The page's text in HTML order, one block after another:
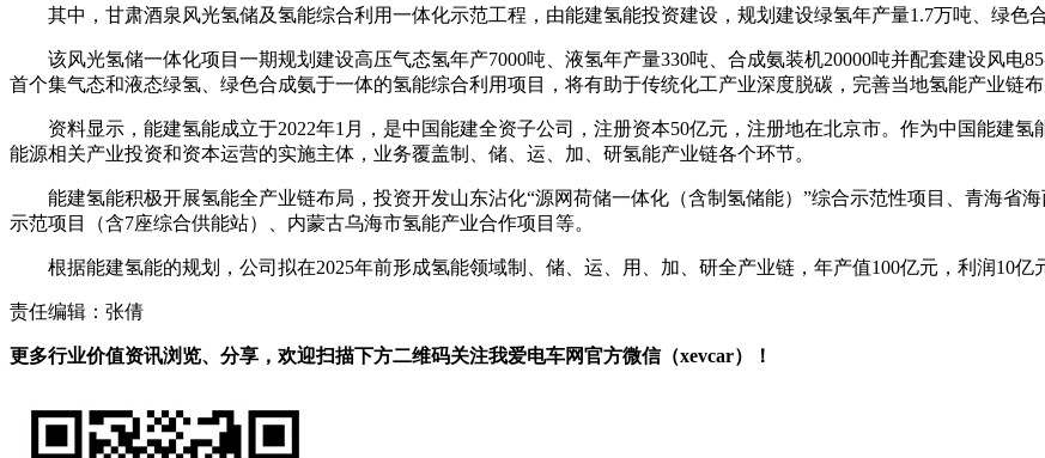
其中，甘肃酒泉风光氢储及氢能综合利用一体化示范工程，由能建氢能投资建设，规划建设绿氢年产量1.7万吨、绿色
该风光氢储一体化项目一期规划建设高压气态氢年产7000吨、液氢年产量330吨、合成氨装机20000吨并配套建设风电
首个集气态和液态绿氢、绿色合成氨于一体的氢能综合利用项目，将有助于传统化工产业深度脱碳，完善当地氢能产业链
资料显示，能建氢能成立于2022年1月，是中国能建全资子公司，注册资本50亿元，注册地在北京市。作为中国能建
能源相关产业投资和资本运营的实施主体，业务覆盖制、储、运、加、研氢能产业链各个环节。
能建氢能积极开展氢能全产业链布局，投资开发山东沾化“源网荷储一体化（含制氢储能）”综合示范性项目、青海省
示范项目（含7座综合供能站）、内蒙古乌海市氢能产业合作项目等。
根据能建氢能的规划，公司拟在2025年前形成氢能领域制、储、运、用、加、研全产业链，年产值100亿元，利润10亿
责任编辑：张倩
更多行业价值资讯浏览、分享，欢迎扫描下方二维码关注我爱电车网官方微信（xevcar）！